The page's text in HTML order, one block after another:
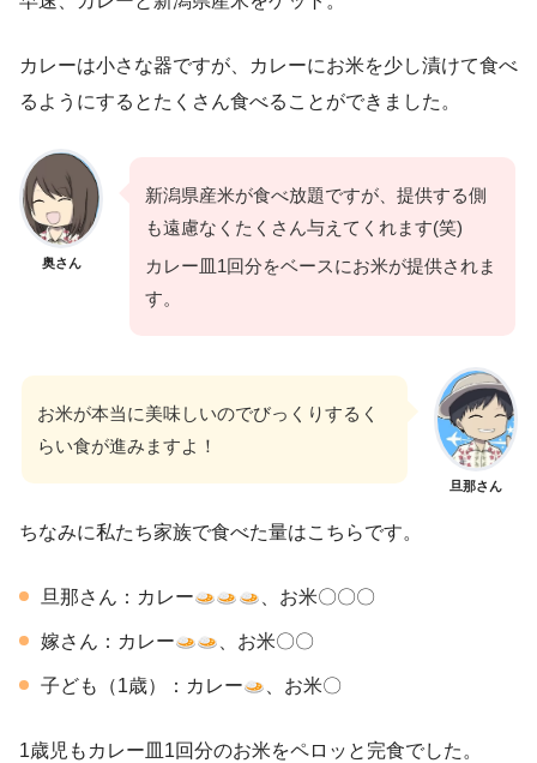
カレーは小さな器ですが、カレーにお米を少し漬けて食べ
るようにするとたくさん食べることができました。
奥さん
新潟県産米が食べ放題ですが、提供する側
も遠慮なくたくさん与えてくれます(笑)
カレー皿1回分をベースにお米が提供されま
す。
旦那さん
お米が本当に美味しいのでびっくりするく
らい食が進みますよ！
ちなみに私たち家族で食べた量はこちらです。
旦那さん：カレー 、お米〇〇〇
嫁さん：カレー 、お米〇〇
子ども（1歳）：カレー 、お米〇
1歳児もカレー皿1回分のお米をペロッと完食でした。